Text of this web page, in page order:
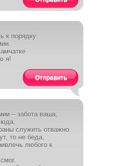
к порядку
я!
Отправить
– забота ваша,
служить отважно.
то не беда,
любого к